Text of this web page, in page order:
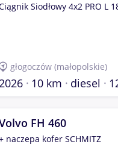
Siodłowy 4x2 PRO L
głogoczów (małopolskie)
10 km diesel
FH 460
naczepa kofer SCHMITZ